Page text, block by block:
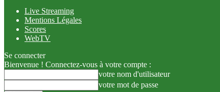
Live Streaming
Mentions Légales
Scores
WebTV
Se connecter
Bienvenue ! Connectez-vous à votre compte :
votre nom d'utilisateur
votre mot de passe